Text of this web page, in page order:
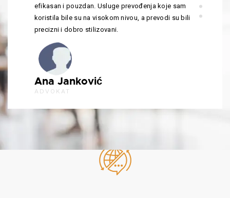
efikasan i pouzdan. Usluge prevođenja koje sam
koristila bile su na visokom nivou, a prevodi su bili
precizni i dobro stilizovani.
Ana Janković
ADVOKAT